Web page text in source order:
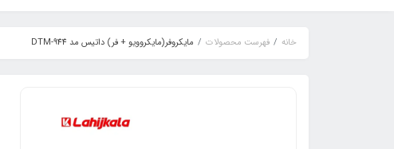
خانه فهرست محصولات مایکروفر(مایکروویو + فر) داتیس مد DTM-944